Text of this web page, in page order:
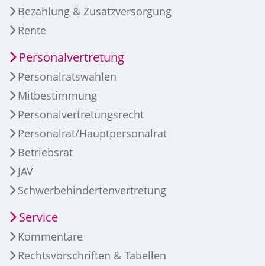
Bezahlung & Zusatzversorgung
Rente
Personalvertretung
Personalratswahlen
Mitbestimmung
Personalvertretungsrecht
Personalrat/Hauptpersonalrat
Betriebsrat
JAV
Schwerbehindertenvertretung
Service
Kommentare
Rechtsvorschriften & Tabellen